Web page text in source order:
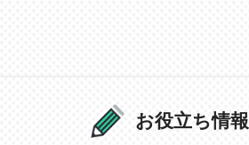
お役立ち情報